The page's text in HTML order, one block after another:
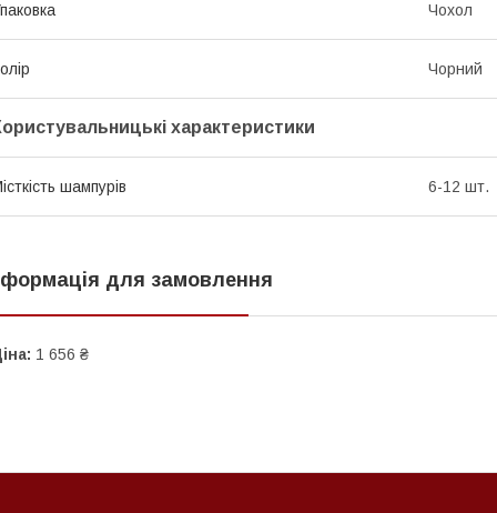
Чохол
Чорний
характеристики
шампурів 6-12 шт.
для замовлення
1 656 ₴